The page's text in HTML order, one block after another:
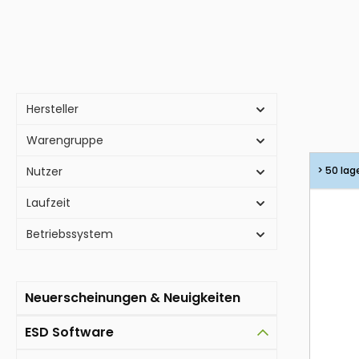
Hersteller
Warengruppe
Nutzer
Laufzeit
Betriebssystem
Neuerscheinungen & Neuigkeiten
ESD Software
> 50